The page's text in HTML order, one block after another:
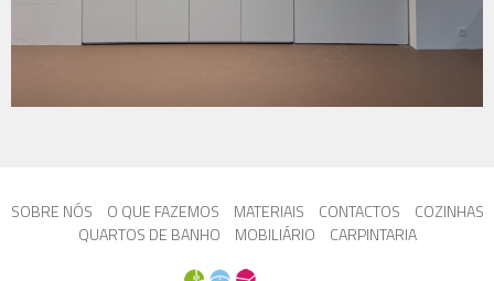
SOBRE NÓS O QUE FAZEMOS MATERIAIS CONTACTOS
COZINHAS
QUARTOS DE BANHO
MOBILIÁRIO CARPINTARIA